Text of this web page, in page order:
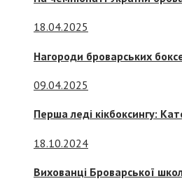
18.04.2025
Нагороди броварських
09.04.2025
Перша леді кікбоксингу:
18.10.2024
Вихованці Броварської